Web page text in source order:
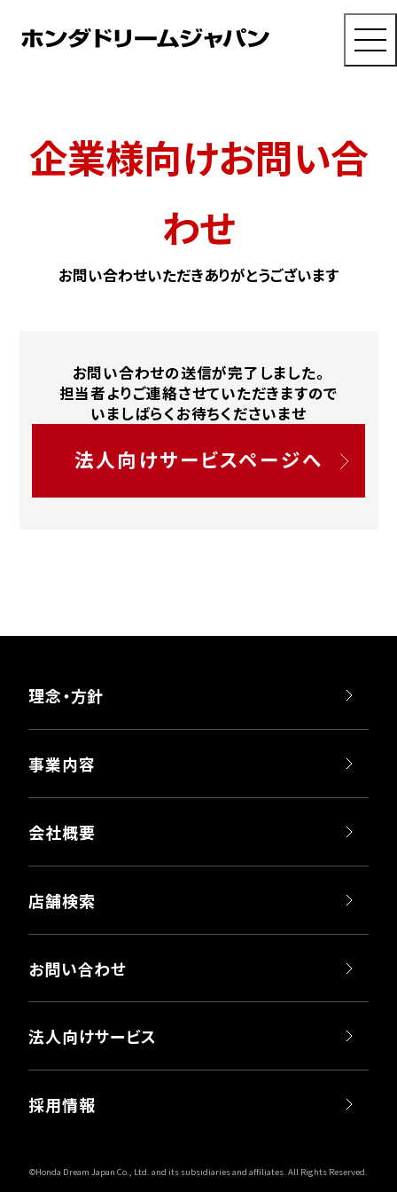
事業内容
採用情報
お問い合わせ
企業様向けお問い合
わせ
お問い合わせいただきありがとうございます
お問い合わせの送信が完了しました。
担当者よりご連絡させていただきますので
いましばらくお待ちくださいませ
法人向けサービスページへ
理念・方針
事業内容
会社概要
店舗検索
お問い合わせ
法人向けサービス
採用情報
©Honda Dream Japan Co., Ltd. and its subsidiaries and affiliates. All Rights Reserved.